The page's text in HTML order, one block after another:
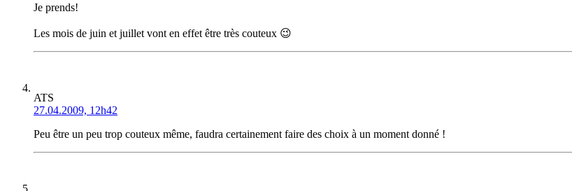
Je prends!
Les mois de juin et juillet vont en effet être très couteux 😉
ATS
27.04.2009, 12h42
Peu être un peu trop couteux même, faudra certainement faire des choix à un moment donné !